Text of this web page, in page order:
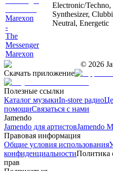
Marexon
-
The
Messenger
Marexon
Electronic/Techno,
Synthesizer,
Neutral, Energetic
© 2026
Скачать приложение
Полезные ссылки
Каталог музыкиIn-store радио
помощиСвязаться с нами
Jamendo
Jamendo для артистовJamendo
Правовая информация
Общие условия использования
конфиденциальностиПолитика
прав